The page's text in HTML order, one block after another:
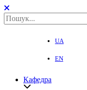
UA
EN
Кафедра